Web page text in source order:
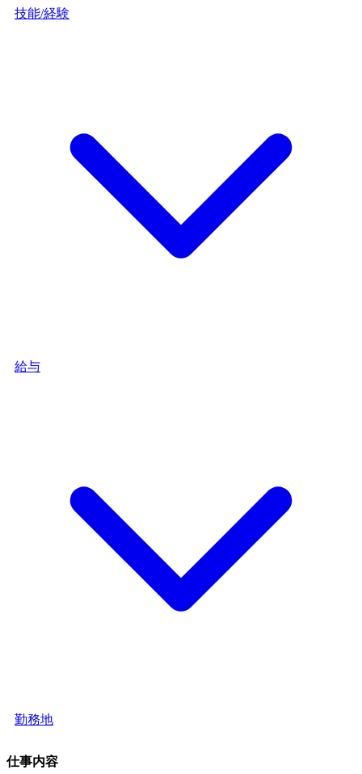
技能/経験
給与
勤務地
仕事内容